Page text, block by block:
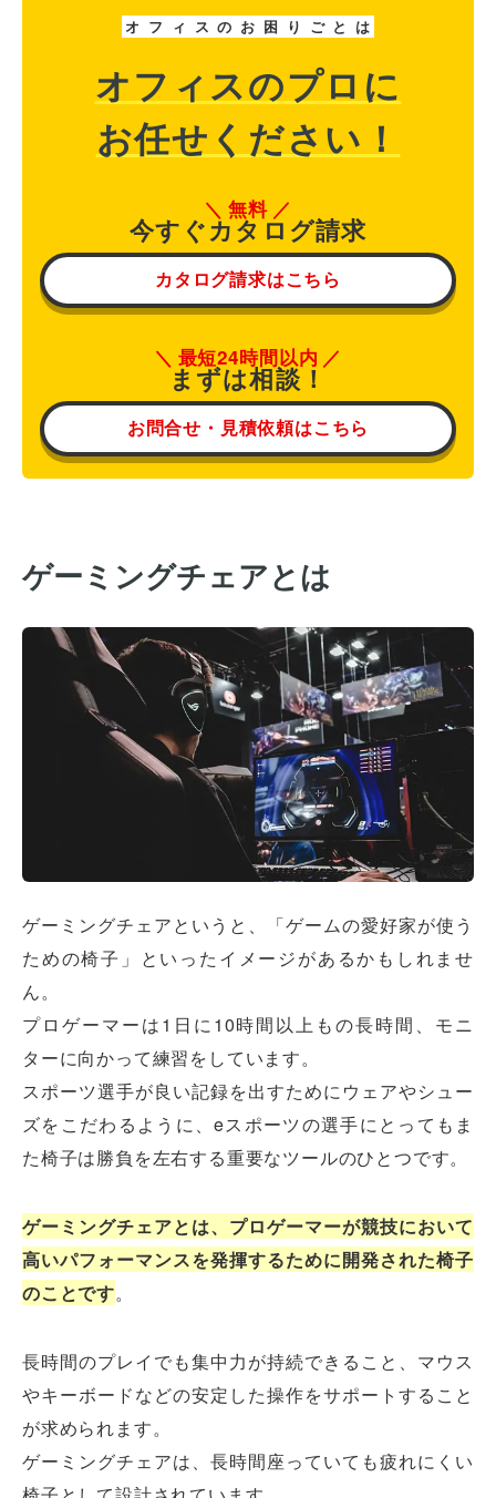
オ フ ィ ス の お 困 り ご と は
オフィスのプロに
お任せください！
無料
今すぐカタログ請求
カタログ請求はこちら
最短24時間以内
まずは相談！
お問合せ・見積依頼はこちら
ゲーミングチェアとは
ゲーミングチェアというと、「ゲームの愛好家が使う
ための椅子」といったイメージがあるかもしれませ
ん。
プロゲーマーは1日に10時間以上もの長時間、モニ
ターに向かって練習をしています。
スポーツ選手が良い記録を出すためにウェアやシュー
ズをこだわるように、eスポーツの選手にとってもま
た椅子は勝負を左右する重要なツールのひとつです。
ゲーミングチェアとは、プロゲーマーが競技において
高いパフォーマンスを発揮するために開発された椅子
のことです。
長時間のプレイでも集中力が持続できること、マウス
やキーボードなどの安定した操作をサポートすること
が求められます。
ゲーミングチェアは、長時間座っていても疲れにくい